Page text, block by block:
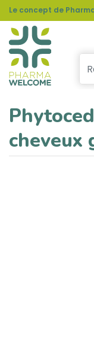
Le concept de
cheveux